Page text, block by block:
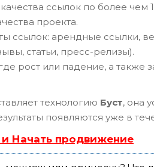
ссылок по более чем
проекта.
ссылок: арендные ссылки,
статьи, пресс-релизы).
рост или падение, а также
технологию Буст, она
появляются уже в
и Начать продвижение